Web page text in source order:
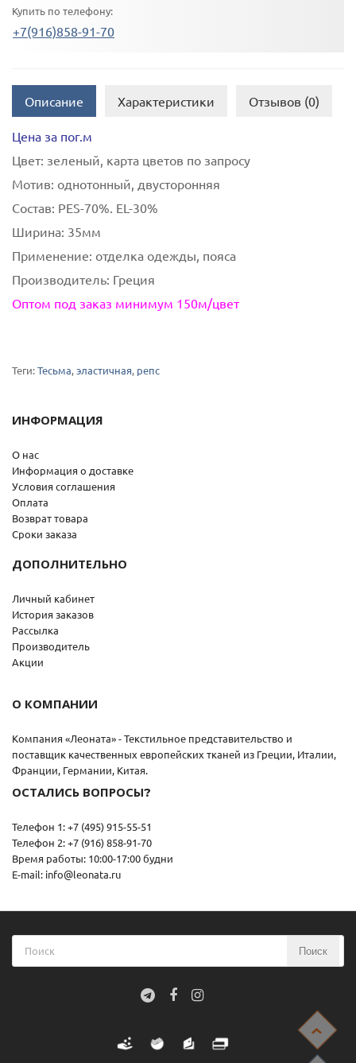
Купить по телефону:
+7(916)858-91-70
Описание Характеристики Отзывов (0)
Цена за пог.м
Цвет: зеленый, карта цветов по запросу
Мотив: однотонный, двусторонняя
Состав: PES-70%. EL-30%
Ширина: 35мм
Применение: отделка одежды, пояса
Производитель: Греция
Оптом под заказ минимум 150м/цвет
Теги:Тесьма,эластичная, репс
ИНФОРМАЦИЯ
О нас
Информация о доставке
Условия соглашения
Оплата
Возврат товара
Сроки заказа
ДОПОЛНИТЕЛЬНО
Личный кабинет
История заказов
Рассылка
Производитель
Акции
О КОМПАНИИ
Компания «Леоната» - Текстильное представительство и
поставщик качественных европейских тканей из Греции, Италии,
Франции, Германии, Китая.
ОСТАЛИСЬ ВОПРОСЫ?
Телефон 1: +7 (495) 915-55-51
Телефон 2: +7 (916) 858-91-70
Время работы: 10:00-17:00 будни
E-mail: info@leonata.ru
Поиск